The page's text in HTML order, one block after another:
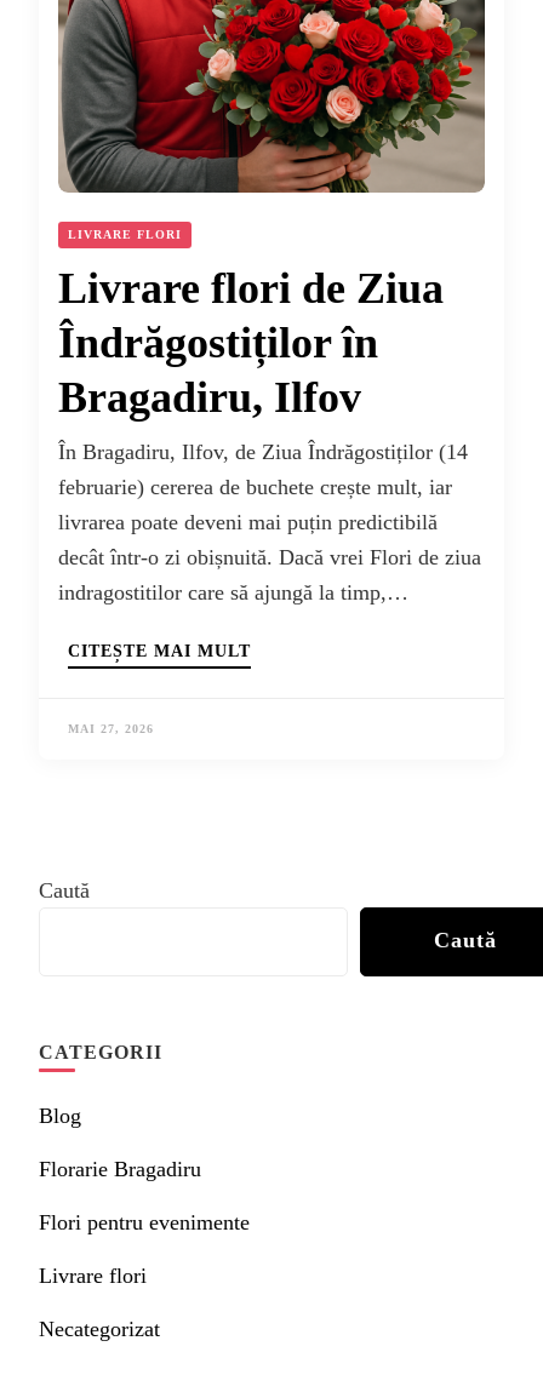
LIVRARE FLORI
Livrare flori de Ziua
Îndrăgostiților în
Bragadiru, Ilfov
În Bragadiru, Ilfov, de Ziua Îndrăgostiților (14
februarie) cererea de buchete crește mult, iar
livrarea poate deveni mai puțin predictibilă
decât într-o zi obișnuită. Dacă vrei Flori de ziua
indragostitilor care să ajungă la timp,…
CITEȘTE MAI MULT
MAI 27, 2026
Caută
Caută
CATEGORII
Blog
Florarie Bragadiru
Flori pentru evenimente
Livrare flori
Necategorizat